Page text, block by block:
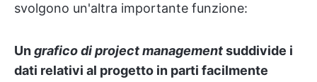
svolgono un'altra importante funzione:
Ungrafico di project managementsuddivide i
dati relativi al progetto in parti facilmente